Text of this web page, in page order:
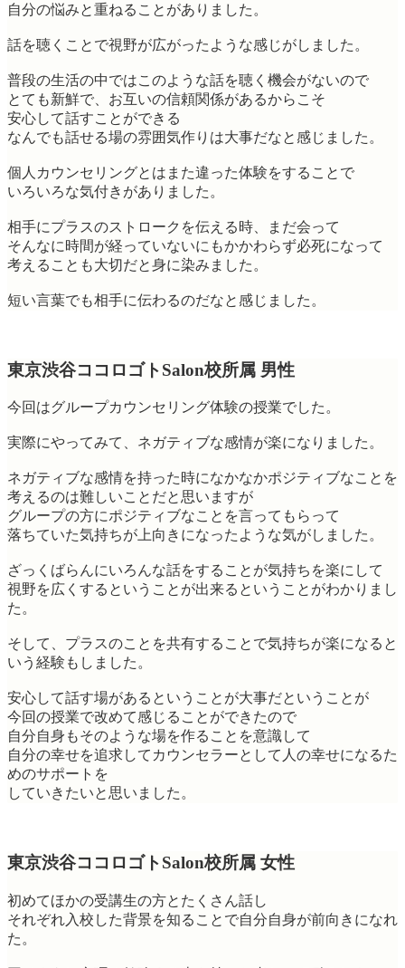
自分の悩みと重ねることがありました。
話を聴くことで視野が広がったような感じがしました。
普段の生活の中ではこのような話を聴く機会がないので
とても新鮮で、お互いの信頼関係があるからこそ
安心して話すことができる
なんでも話せる場の雰囲気作りは大事だなと感じました。
個人カウンセリングとはまた違った体験をすることで
いろいろな気付きがありました。
相手にプラスのストロークを伝える時、まだ会って
そんなに時間が経っていないにもかかわらず必死になって
考えることも大切だと身に染みました。
短い言葉でも相手に伝わるのだなと感じました。
東京渋谷ココロゴトSalon校所属 男性
今回はグループカウンセリング体験の授業でした。
実際にやってみて、ネガティブな感情が楽になりました。
ネガティブな感情を持った時になかなかポジティブなことを
考えるのは難しいことだと思いますが
グループの方にポジティブなことを言ってもらって
落ちていた気持ちが上向きになったような気がしました。
ざっくばらんにいろんな話をすることが気持ちを楽にして
視野を広くするということが出来るということがわかりまし
た。
そして、プラスのことを共有することで気持ちが楽になると
いう経験もしました。
安心して話す場があるということが大事だということが
今回の授業で改めて感じることができたので
自分自身もそのような場を作ることを意識して
自分の幸せを追求してカウンセラーとして人の幸せになるた
めのサポートを
していきたいと思いました。
東京渋谷ココロゴトSalon校所属 女性
初めてほかの受講生の方とたくさん話し
それぞれ入校した背景を知ることで自分自身が前向きになれ
た。